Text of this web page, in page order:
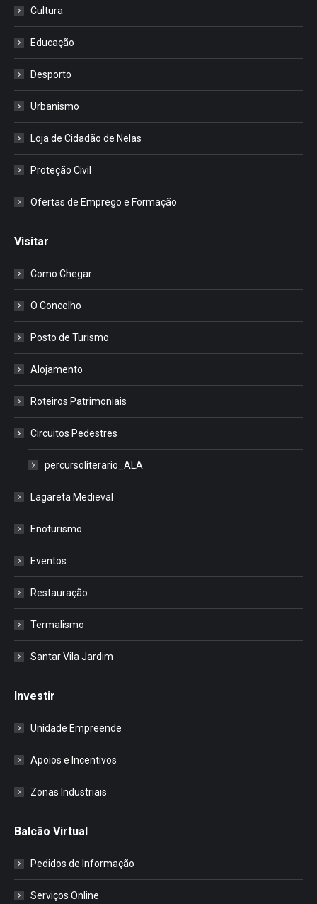
Cultura
Educação
Desporto
Urbanismo
Loja de Cidadão de Nelas
Proteção Civil
Ofertas de Emprego e Formação
Visitar
Como Chegar
O Concelho
Posto de Turismo
Alojamento
Roteiros Patrimoniais
Circuitos Pedestres
percursoliterario_ALA
Lagareta Medieval
Enoturismo
Eventos
Restauração
Termalismo
Santar Vila Jardim
Investir
Unidade Empreende
Apoios e Incentivos
Zonas Industriais
Balcão Virtual
Pedidos de Informação
Serviços Online